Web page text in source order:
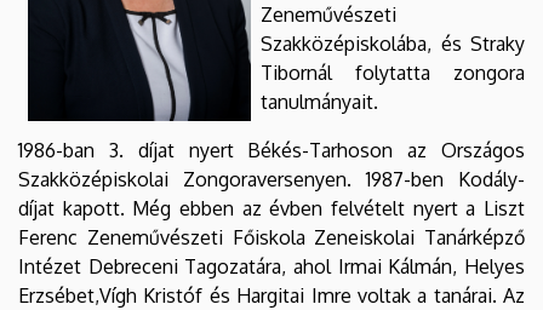
Zeneművészeti
Szakközépiskolába, és Straky
Tibornál folytatta zongora
tanulmányait.
1986-ban 3. díjat nyert Békés-Tarhoson az Országos
Szakközépiskolai Zongoraversenyen. 1987-ben Kodály-
díjat kapott. Még ebben az évben felvételt nyert a Liszt
Ferenc Zeneművészeti Főiskola Zeneiskolai Tanárképző
Intézet Debreceni Tagozatára, ahol Irmai Kálmán, Helyes
Erzsébet,Vígh Kristóf és Hargitai Imre voltak a tanárai. Az